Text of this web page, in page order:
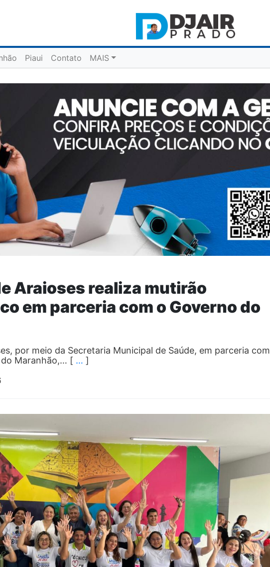
Piaui Contato MAIS
Araioses realiza mutirão
em parceria com o Governo do
por meio da Secretaria Municipal de Saúde, em parceria com
Maranhão,… [ … ]